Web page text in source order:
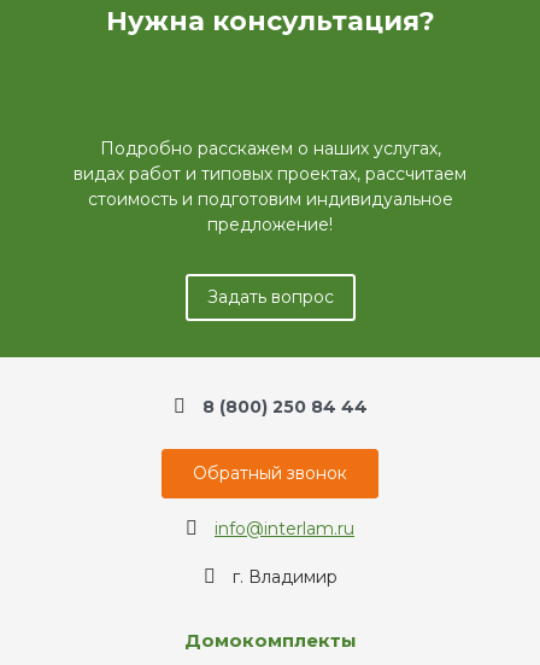
Нужна консультация?
Подробно расскажем о наших услугах,
видах работ и типовых проектах, рассчитаем
стоимость и подготовим индивидуальное
предложение!
Задать вопрос
8 (800) 250 84 44
Обратный звонок
info@interlam.ru
г. Владимир
Домокомплекты